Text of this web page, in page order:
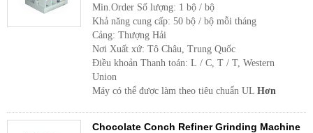
Min.Order Số lượng: 1 bộ / bộ
Khả năng cung cấp: 50 bộ / bộ mỗi tháng
Cảng: Thượng Hải
Nơi Xuất xứ: Tô Châu, Trung Quốc
Điều khoản Thanh toán: L / C, T / T, Western
Union
Máy có thể được làm theo tiêu chuẩn UL Hơn
Chocolate Conch Refiner Grinding Machine